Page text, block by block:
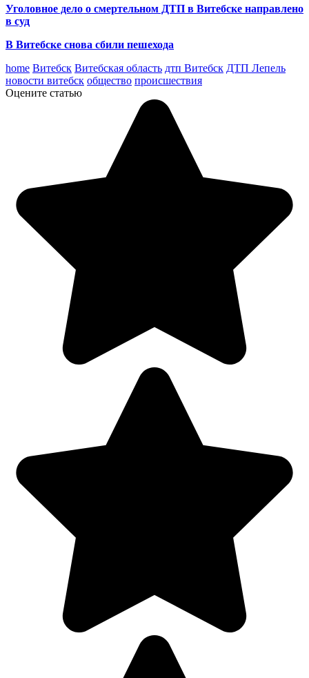
Уголовное дело о смертельном ДТП в Витебске направлено
в суд
В Витебске снова сбили пешехода
home Витебск Витебская область дтп Витебск ДТП Лепель
новости витебск общество происшествия
Оцените статью